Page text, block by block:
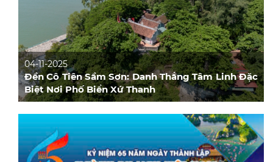
04-11-2025
Đền Cô Tiên Sầm Sơn: Danh Thắng Tâm Linh Đặc
Biệt Nơi Phố Biển Xứ Thanh